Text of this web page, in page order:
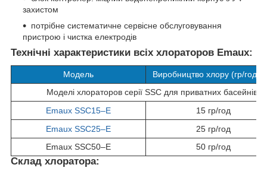
захистом
потрібне систематичне сервісне обслуговування
пристрою і чистка електродів
Технічні характеристики всіх хлораторов Emaux:
Модель
Виробництво хлору (гр/
Моделі хлораторов серії SSC для приватних басейнів
Emaux SSC15–E
15 гр/год
Emaux SSC25–E
25 гр/год
Emaux SSC50–E
50 гр/год
Склад хлоратора: